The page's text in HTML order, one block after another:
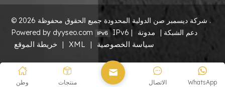
© 2026 شركة ديسمبر صن الدولية المحدودة جميع الحقوق محفوظة .
Powered by dyyseo.com
IPv6 دعم الشبكة | مدونة |
| XML | سياسة الخصوصية
وطن منتجات WhatsApp الاتصال